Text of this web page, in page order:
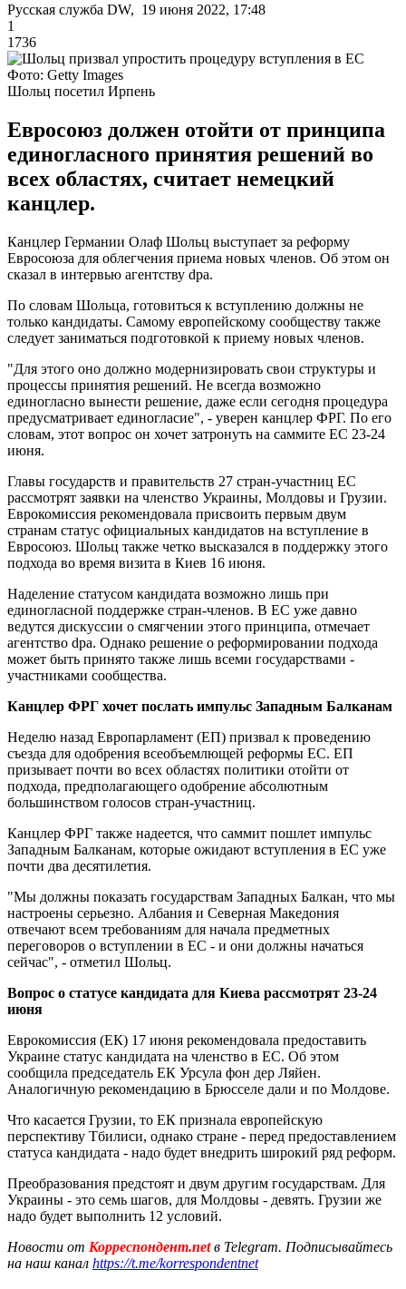
Русская служба DW, 19 июня 2022, 17:48
1
1736
Фото: Getty Images
Шольц посетил Ирпень
Евросоюз должен отойти от принципа
единогласного принятия решений во
всех областях, считает немецкий
канцлер.
Канцлер Германии Олаф Шольц выступает за реформу
Евросоюза для облегчения приема новых членов. Об этом он
сказал в интервью агентству dpa.
По словам Шольца, готовиться к вступлению должны не
только кандидаты. Самому европейскому сообществу также
следует заниматься подготовкой к приему новых членов.
"Для этого оно должно модернизировать свои структуры и
процессы принятия решений. Не всегда возможно
единогласно вынести решение, даже если сегодня процедура
предусматривает единогласие", - уверен канцлер ФРГ. По его
словам, этот вопрос он хочет затронуть на саммите ЕС 23-24
июня.
Главы государств и правительств 27 стран-участниц ЕС
рассмотрят заявки на членство Украины, Молдовы и Грузии.
Еврокомиссия рекомендовала присвоить первым двум
странам статус официальных кандидатов на вступление в
Евросоюз. Шольц также четко высказался в поддержку этого
подхода во время визита в Киев 16 июня.
Наделение статусом кандидата возможно лишь при
единогласной поддержке стран-членов. В ЕС уже давно
ведутся дискуссии о смягчении этого принципа, отмечает
агентство dpa. Однако решение о реформировании подхода
может быть принято также лишь всеми государствами -
участниками сообщества.
Канцлер ФРГ хочет послать импульс Западным Балканам
Неделю назад Европарламент (ЕП) призвал к проведению
съезда для одобрения всеобъемлющей реформы ЕС. ЕП
призывает почти во всех областях политики отойти от
подхода, предполагающего одобрение абсолютным
большинством голосов стран-участниц.
Канцлер ФРГ также надеется, что саммит пошлет импульс
Западным Балканам, которые ожидают вступления в ЕС уже
почти два десятилетия.
"Мы должны показать государствам Западных Балкан, что мы
настроены серьезно. Албания и Северная Македония
отвечают всем требованиям для начала предметных
переговоров о вступлении в ЕС - и они должны начаться
сейчас", - отметил Шольц.
Вопрос о статусе кандидата для Киева рассмотрят 23-24
июня
Еврокомиссия (ЕК) 17 июня рекомендовала предоставить
Украине статус кандидата на членство в ЕС. Об этом
сообщила председатель ЕК Урсула фон дер Ляйен.
Аналогичную рекомендацию в Брюсселе дали и по Молдове.
Что касается Грузии, то ЕК признала европейскую
перспективу Тбилиси, однако стране - перед предоставлением
статуса кандидата - надо будет внедрить широкий ряд реформ.
Преобразования предстоят и двум другим государствам. Для
Украины - это семь шагов, для Молдовы - девять. Грузии же
надо будет выполнить 12 условий.
Новости от Корреспондент.netв Telegram. Подписывайтесь
на наш канал https://t.me/korrespondentnet